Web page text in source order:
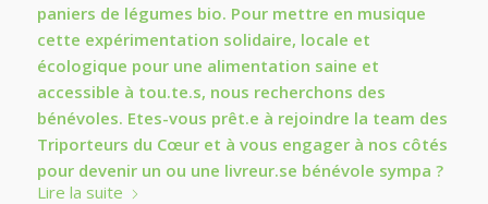
paniers de légumes bio. Pour mettre en musique
cette expérimentation solidaire, locale et
écologique pour une alimentation saine et
accessible à tou.te.s, nous recherchons des
bénévoles. Etes-vous prêt.e à rejoindre la team des
Triporteurs du Cœur et à vous engager à nos côtés
pour devenir un ou une livreur.se bénévole sympa ?
Lire la suite